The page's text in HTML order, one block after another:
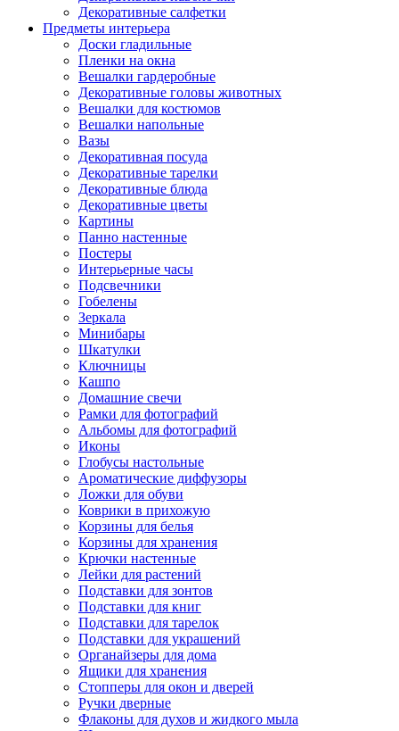
Декоративные салфетки
Предметы интерьера
Доски гладильные
Пленки на окна
Вешалки гардеробные
Декоративные головы животных
Вешалки для костюмов
Вешалки напольные
Вазы
Декоративная посуда
Декоративные тарелки
Декоративные блюда
Декоративные цветы
Картины
Панно настенные
Постеры
Интерьерные часы
Подсвечники
Гобелены
Зеркала
Минибары
Шкатулки
Ключницы
Кашпо
Домашние свечи
Рамки для фотографий
Альбомы для фотографий
Иконы
Глобусы настольные
Ароматические диффузоры
Ложки для обуви
Коврики в прихожую
Корзины для белья
Корзины для хранения
Крючки настенные
Лейки для растений
Подставки для зонтов
Подставки для книг
Подставки для тарелок
Подставки для украшений
Органайзеры для дома
Ящики для хранения
Стопперы для окон и дверей
Ручки дверные
Флаконы для духов и жидкого мыла